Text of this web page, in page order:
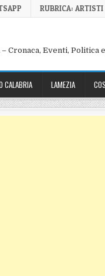
RUBRICA: ARTISTI
Cronaca, Eventi, Politica
CALABRIA LAMEZIA